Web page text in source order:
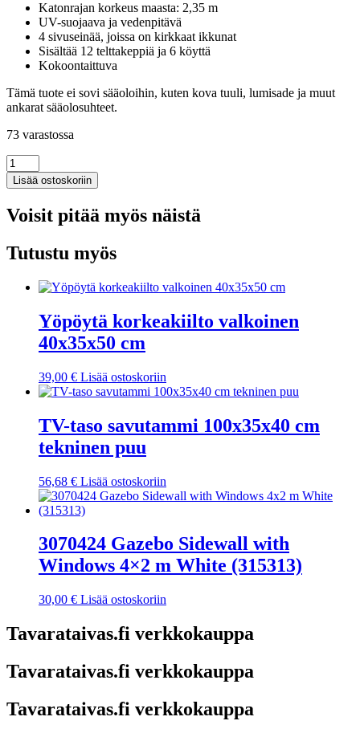
Katonrajan korkeus maasta: 2,35 m
UV-suojaava ja vedenpitävä
4 sivuseinää, joissa on kirkkaat ikkunat
Sisältää 12 telttakeppiä ja 6 köyttä
Kokoontaittuva
Tämä tuote ei sovi sääoloihin, kuten kova tuuli, lumisade ja muut
ankarat sääolosuhteet.
73 varastossa
Kokoontaittuva
juhlateltta
4
3x6
teräs
valkoinen
Lisää ostoskoriin
Voisit pitää myös näistä
Tutustu myös
Yöpöytä korkeakiilto valkoinen
40x35x50 cm
39,00 € Lisää ostoskoriin
TV-taso savutammi 100x35x40 cm
tekninen puu
56,68 € Lisää ostoskoriin
3070424 Gazebo Sidewall with
Windows 4×2 m White (315313)
30,00 € Lisää ostoskoriin
Tavarataivas.fi verkkokauppa
Tavarataivas.fi verkkokauppa
Tavarataivas.fi verkkokauppa